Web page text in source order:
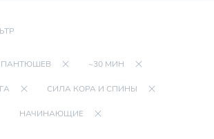
ПАНТЮШЕВ ~30 МИН
СИЛА КОРА И СПИНЫ
НАЧИНАЮЩИЕ